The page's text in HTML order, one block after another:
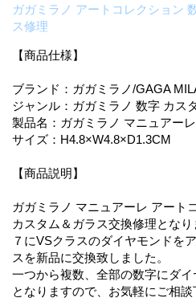
ガガミラノ アートコレクション
ス修理
【商品仕様】
ブランド：ガガミラノ/GAGA
ジャンル：ガガミラノ 数字 カス
製品名：ガガミラノ マニュアー
サイズ：H4.8×W4.8×D1.3CM
【商品説明】
ガガミラノ マニュアーレ アート
カスタム＆ガラス交換修理となり
７にVSクラスのダイヤモンドを
スを新品に交換致しました。
一つから複数、全部の数字にダ
となりますので、お気軽にご相談